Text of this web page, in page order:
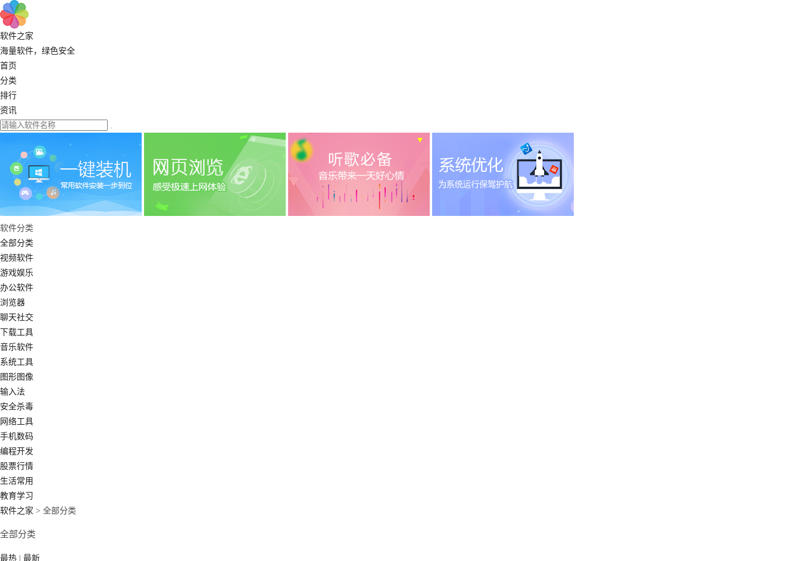
软件之家
海量软件，绿色安全
首页
分类
排行
资讯
软件分类
全部分类
视频软件
游戏娱乐
办公软件
浏览器
聊天社交
下载工具
音乐软件
系统工具
图形图像
输入法
安全杀毒
网络工具
手机数码
编程开发
股票行情
生活常用
教育学习
软件之家 > 全部分类
全部分类
最热 最新